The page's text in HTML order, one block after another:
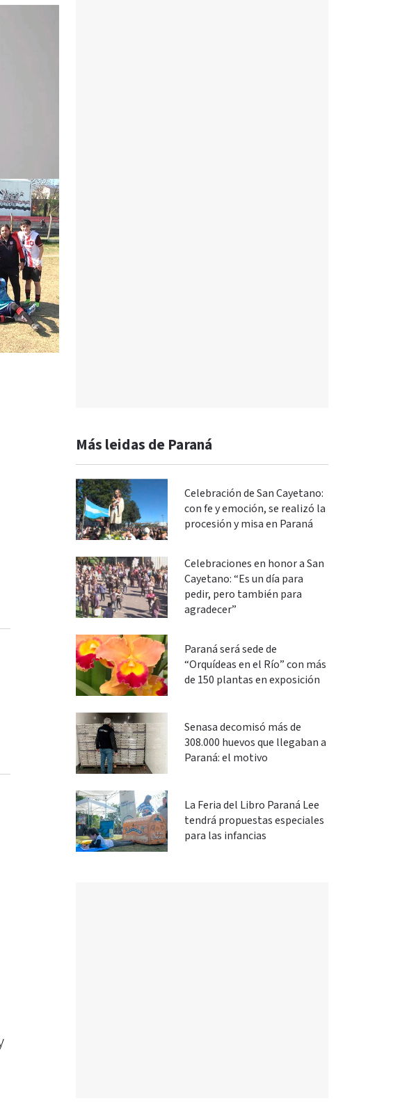
Más leidas de Paraná
Celebración de San Cayetano:
con fe y emoción, se realizó la
procesión y misa en Paraná
Celebraciones en honor a San
Cayetano: “Es un día para
pedir, pero también para
agradecer”
Paraná será sede de
“Orquídeas en el Río” con más
de 150 plantas en exposición
Senasa decomisó más de
308.000 huevos que llegaban a
Paraná: el motivo
La Feria del Libro Paraná Lee
tendrá propuestas especiales
para las infancias